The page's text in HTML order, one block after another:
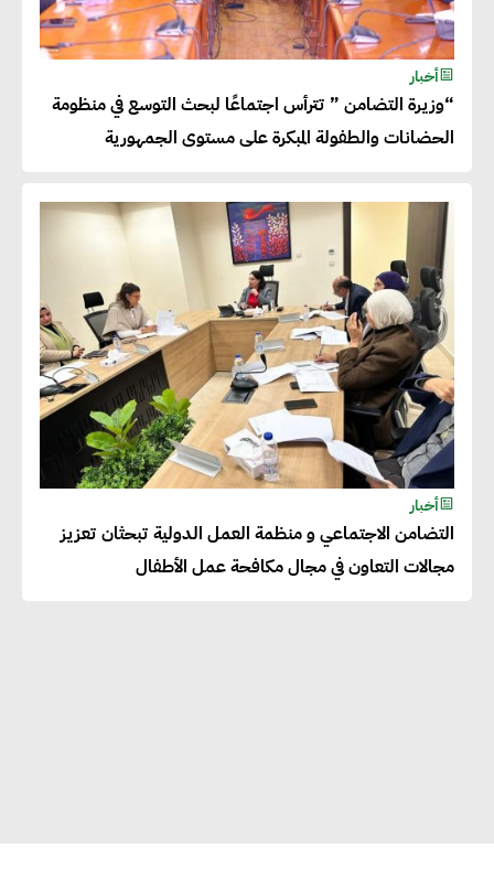
أخبار
“وزيرة التضامن ” تترأس اجتماعًا لبحث التوسع في منظومة
الحضانات والطفولة المبكرة على مستوى الجمهورية
أخبار
التضامن الاجتماعي و منظمة العمل الدولية تبحثان تعزيز
مجالات التعاون في مجال مكافحة عمل الأطفال